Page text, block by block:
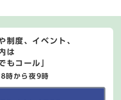
制度、イベント、
は
もコール」
時から夜9時